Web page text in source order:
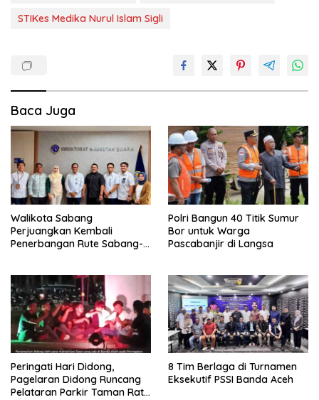
STIKes Medika Nurul Islam Sigli
Baca Juga
Walikota Sabang
Perjuangkan Kembali
Penerbangan Rute Sabang-
Polri Bangun 40 Titik Sumur
Bor untuk Warga
Pascabanjir di Langsa
Peringati Hari Didong,
Pagelaran Didong Runcang
Pelataran Parkir Taman Ratu
8 Tim Berlaga di Turnamen
Eksekutif PSSI Banda Aceh